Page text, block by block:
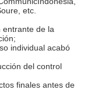
óptica
óptica
más elevado
etc.
entrante de la
individual acabó
del control
finales antes de